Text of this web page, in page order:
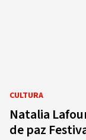
CULTURA
Natalia
de paz